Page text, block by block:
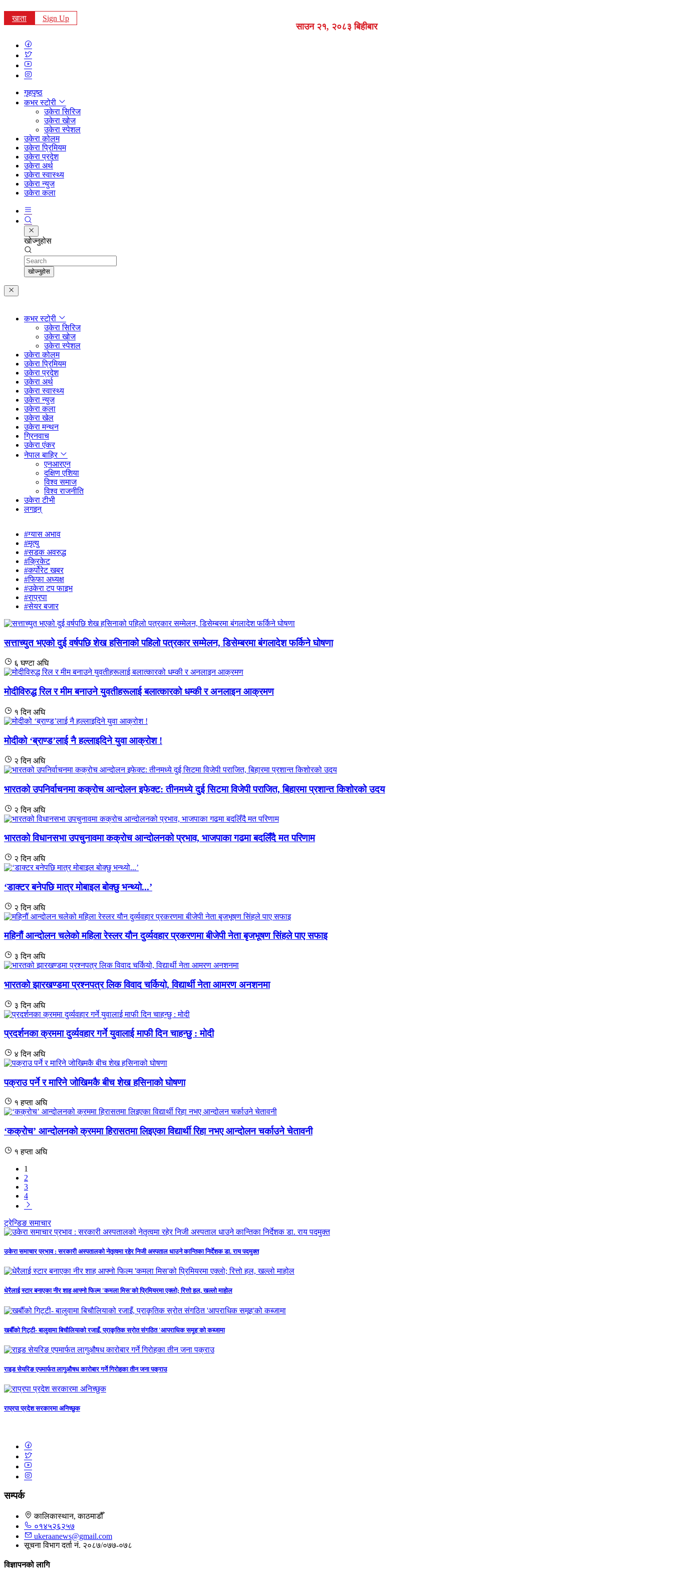
खाता Sign Up
साउन २१, २०८३ बिहीबार
गृहपृष्ठ
कभर स्टोरी
उकेरा सिरिज
उकेरा खोज
उकेरा स्पेशल
उकेरा कोलम
उकेरा प्रिमियम
उकेरा प्रदेश
उकेरा अर्थ
उकेरा स्वास्थ्य
उकेरा न्युज
उकेरा कला
खोज्नुहोस
Search
खोज्नुहोस
कभर स्टोरी
उकेरा सिरिज
उकेरा खोज
उकेरा स्पेशल
उकेरा कोलम
उकेरा प्रिमियम
उकेरा प्रदेश
उकेरा अर्थ
उकेरा स्वास्थ्य
उकेरा न्युज
उकेरा कला
उकेरा खेल
उकेरा मन्थन
ग्रिनवाच
उकेरा एंकर
नेपाल बाहिर
एनआरएन
दक्षिण एशिया
विश्व समाज
विश्व राजनीति
उकेरा टीभी
लगइन्
#ग्यास अभाव
#मृत्यु
#सडक अवरुद्ध
#क्रिकेट
#कर्पोरेट खबर
#फिफा अध्यक्ष
#उकेरा टप फाइभ
#राप्रपा
#सेयर बजार
सत्ताच्युत भएको दुई वर्षपछि शेख हसिनाको पहिलो पत्रकार सम्मेलन, डिसेम्बरमा बंगलादेश फर्किने घोषणा
६ घण्टा अघि
मोदीविरुद्ध रिल र मीम बनाउने युवतीहरूलाई बलात्कारको धम्की र अनलाइन आक्रमण
१ दिन अघि
मोदीको ‘ब्राण्ड’लाई नै हल्लाइदिने युवा आक्रोश !
२ दिन अघि
भारतको उपनिर्वाचनमा कक्रोच आन्दोलन इफेक्ट: तीनमध्ये दुई सिटमा विजेपी पराजित, बिहारमा प्रशान्त किशोरको उदय
२ दिन अघि
भारतको विधानसभा उपचुनावमा कक्रोच आन्दोलनको प्रभाव, भाजपाका गढमा बदलिँदै मत परिणाम
२ दिन अघि
‘डाक्टर बनेपछि मात्र मोबाइल बोक्छु भन्थ्यो...’
२ दिन अघि
महिनौं आन्दोलन चलेको महिला रेस्लर यौन दुर्व्यवहार प्रकरणमा बीजेपी नेता बृजभूषण सिंहले पाए सफाइ
३ दिन अघि
भारतको झारखण्डमा प्रश्नपत्र लिक विवाद चर्कियो, विद्यार्थी नेता आमरण अनशनमा
३ दिन अघि
प्रदर्शनका क्रममा दुर्व्यवहार गर्ने युवालाई माफी दिन चाहन्छु : मोदी
४ दिन अघि
पक्राउ पर्ने र मारिने जोखिमकै बीच शेख हसिनाको घोषणा
१ हप्ता अघि
‘कक्रोच’ आन्दोलनको क्रममा हिरासतमा लिइएका विद्यार्थी रिहा नभए आन्दोलन चर्काउने चेतावनी
१ हप्ता अघि
1
2
3
4
ट्रेन्डिङ समाचार
उकेरा समाचार प्रभाव : सरकारी अस्पतालको नेतृत्वमा रहेर निजी अस्पताल धाउने कान्तिका निर्देशक डा. राय पदमुक्त
धेरैलाई स्टार बनाएका नीर शाह आफ्नो फिल्म 'कमला मिस'को प्रिमियरमा एक्लो; रित्तो हल, खल्लो माहोल
खर्बौँको गिट्टी- बालुवामा बिचौलियाको रजाइँ, प्राकृतिक स्रोत संगठित 'आपराधिक समूह'को कब्जामा
राइड सेयरिङ एपमार्फत लागुऔषध कारोबार गर्ने गिरोहका तीन जना पक्राउ
राप्रपा प्रदेश सरकारमा अनिच्छुक
सम्पर्क
कालिकास्थान, काठमाडौँ
०१४५२६२५७
ukeraanews@gmail.com
सूचना विभाग दर्ता नं. २०८७/०७७-०७८
विज्ञापनको लागि